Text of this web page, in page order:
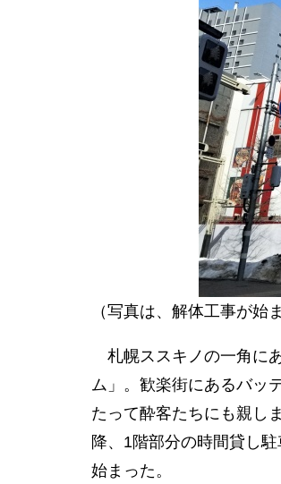
（写真は、解体工事が始
札幌ススキノの一角に
ム」。歓楽街にあるバッ
たって酔客たちにも親し
降、1階部分の時間貸し
始まった。